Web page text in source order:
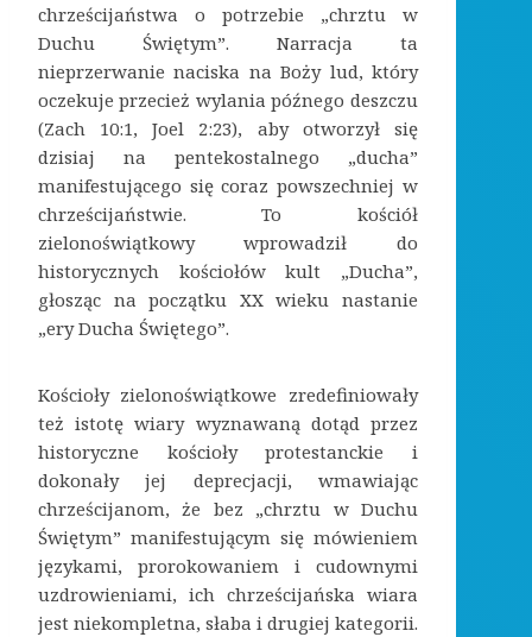
chrześcijaństwa o potrzebie „chrztu w
Duchu Świętym”. Narracja ta
nieprzerwanie naciska na Boży lud, który
oczekuje przecież wylania późnego deszczu
(Zach 10:1, Joel 2:23), aby otworzył się
dzisiaj na pentekostalnego „ducha”
manifestującego się coraz powszechniej w
chrześcijaństwie. To kościół
zielonoświątkowy wprowadził do
historycznych kościołów kult „Ducha”,
głosząc na początku XX wieku nastanie
„ery Ducha Świętego”.
Kościoły zielonoświątkowe zredefiniowały
też istotę wiary wyznawaną dotąd przez
historyczne kościoły protestanckie i
dokonały jej deprecjacji, wmawiając
chrześcijanom, że bez „chrztu w Duchu
Świętym” manifestującym się mówieniem
językami, prorokowaniem i cudownymi
uzdrowieniami, ich chrześcijańska wiara
jest niekompletna, słaba i drugiej kategorii.